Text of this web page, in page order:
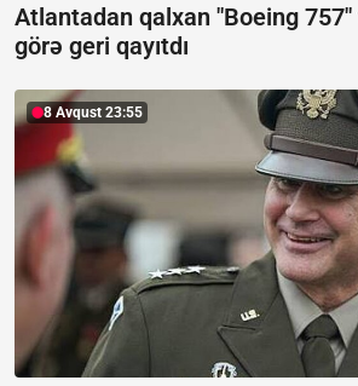
Atlantadan qalxan "Boeing
görə geri qayıtdı
8 Avqust 23:55